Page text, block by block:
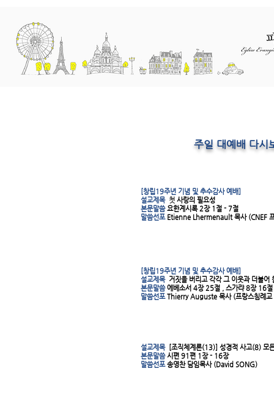
주일 대예배 다시
[창립19주년 기념 및 추수감사 예배]
설교제목 첫 사랑의 필요성
본문말씀요한계시록 2장 1절 - 7절
말씀선포 Etienne Lhermenault 목사 (CNEF
[창립19주년 기념 및 추수감사 예배]
설교제목 거짓을 버리고 각각 그 이웃과 더불어
본문말씀에베소서 4장 25절 , 스가랴 8장 16절
말씀선포Thierry Auguste 목사 (프랑스침례교
설교제목 [조직체계론(13)] 성경적 사고(8) 모
본문말씀시편 91편 1장 - 16장
말씀선포송영찬 담임목사 (David SONG)